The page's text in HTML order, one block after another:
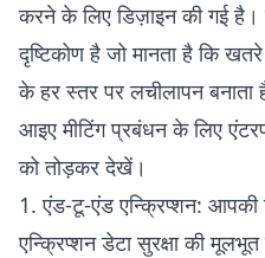
करने के लिए डिज़ाइन की गई
दृष्टिकोण है जो मानता है कि
के हर स्तर पर लचीलापन बनाता
आइए मीटिंग प्रबंधन के लिए
को तोड़कर देखें।
1. एंड-टू-एंड एन्क्रिप्शन:
एन्क्रिप्शन डेटा सुरक्षा की